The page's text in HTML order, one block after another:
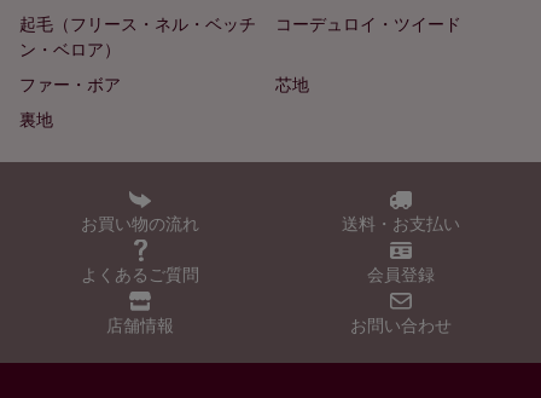
起毛（フリース・ネル・ベッチ
ン・ベロア）
コーデュロイ・ツイード
ファー・ボア
芯地
裏地
お買い物の流れ 送料・お支払い
よくあるご質問 会員登録
店舗情報 お問い合わせ